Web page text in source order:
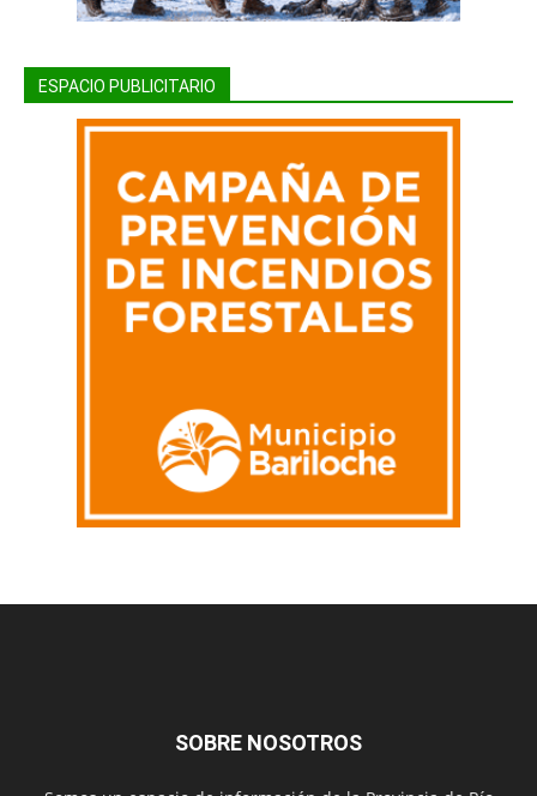
ESPACIO PUBLICITARIO
SOBRE NOSOTROS